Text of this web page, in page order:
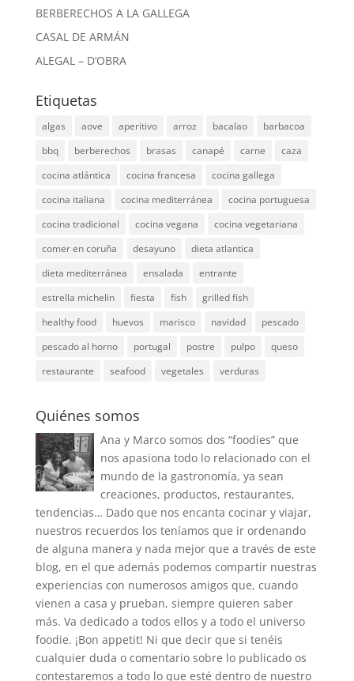
BERBERECHOS A LA GALLEGA
CASAL DE ARMÁN
ALEGAL – D’OBRA
Etiquetas
algas aove aperitivo arroz bacalao
barbacoa
bbq
berberechos brasas canapé carne
caza
cocina atlántica
cocina francesa
cocina gallega
cocina italiana
cocina mediterránea
cocina portuguesa
cocina tradicional
cocina vegana
cocina vegetariana
comer en coruña
desayuno
dieta atlantica
dieta mediterránea
ensalada
entrante
estrella michelin
fiesta fish
grilled fish
healthy food
huevos marisco navidad
pescado
pescado al horno
portugal postre pulpo
queso
restaurante
seafood vegetales verduras
Quiénes somos
Ana y Marco somos dos “foodies” que
nos apasiona todo lo relacionado con el
mundo de la gastronomía, ya sean
creaciones, productos, restaurantes,
tendencias… Dado que nos encanta cocinar y viajar,
nuestros recuerdos los teníamos que ir ordenando
de alguna manera y nada mejor que a través de este
blog, en el que además podemos compartir nuestras
experiencias con numerosos amigos que, cuando
vienen a casa y prueban, siempre quieren saber
más. Va dedicado a todos ellos y a todo el universo
foodie. ¡Bon appetit! Ni que decir que si tenéis
cualquier duda o comentario sobre lo publicado os
contestaremos a todo lo que esté dentro de nuestro